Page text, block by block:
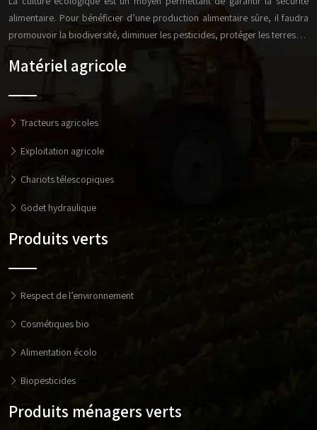
alimentaire. Pour bénéficier d’une production alimentaire sûre, il faudra
promouvoir la biodiversité, diminuer les pesticides, protéger les terres…
Matériel agricole
Tracteurs agricoles
Exploitation agricole
Chariots télescopiques
Godet hydraulique
Produits verts
Respect de l’environnement
Cosmétiques bio
Alimentation écolo
Biopesticides
Produits ménagers verts